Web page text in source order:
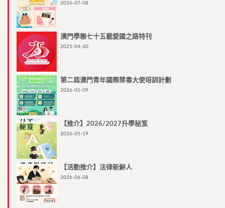
2026-07-08
澳門學聯七十五載愛國之路特刊
2025-04-30
第二屆澳門青年國際禁毒大使培訓計劃
2026-01-09
【推介】2026/2027升學秘笈
2026-05-19
【活動推介】法律新鮮人
2026-06-08